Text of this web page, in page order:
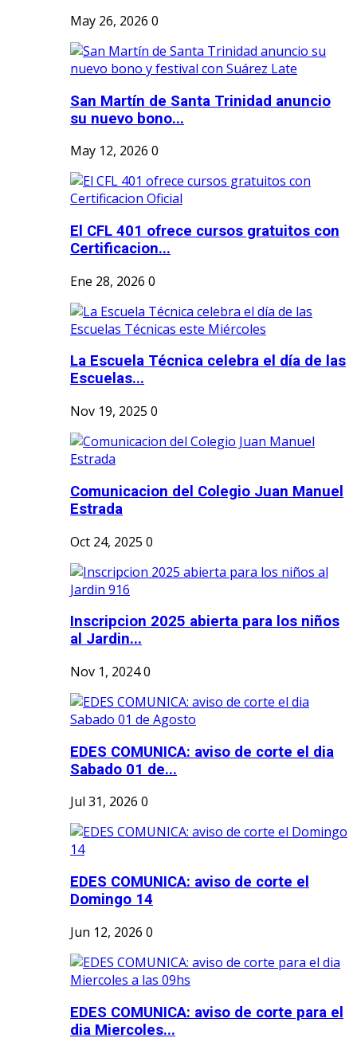
May 26, 2026 0
San Martín de Santa Trinidad anuncio
su nuevo bono...
May 12, 2026 0
El CFL 401 ofrece cursos gratuitos con
Certificacion...
Ene 28, 2026 0
La Escuela Técnica celebra el día de las
Escuelas...
Nov 19, 2025 0
Comunicacion del Colegio Juan Manuel
Estrada
Oct 24, 2025 0
Inscripcion 2025 abierta para los niños
al Jardin...
Nov 1, 20240
EDES COMUNICA: aviso de corte el dia
Sabado 01 de...
Jul 31, 2026 0
EDES COMUNICA: aviso de corte el
Domingo 14
Jun 12, 2026 0
EDES COMUNICA: aviso de corte para el
dia Miercoles...